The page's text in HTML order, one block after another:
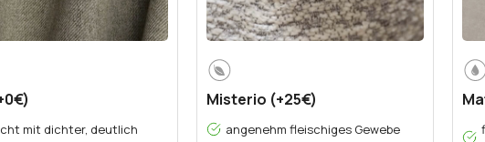
mit dichter, deutlich
Misterio (+25€)
angenehm fleischiges Gewebe